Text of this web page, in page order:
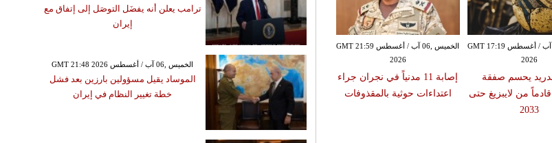
الخميس ,06 آب / أغسطس GMT 21:59
2026
إصابة 11 مدنياً في نجران جراء
اعتداءات حوثية بالمقذوفات
الخميس ,06 آب / أغسطس GMT 17:19
2026
يحسم صفقة
من لايبزيغ حتى
2033
ترامب يعلن أنه يفضَل التوصَل إلى إتفاق مع
إيران
GMT 21:48 2026 الخميس ,06 آب / أغسطس
الموساد يقيل مسؤولين بارزين بعد فشل
خطة تغيير النظام في إيران